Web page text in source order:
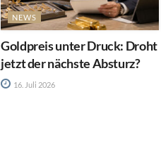
NEWS
Goldpreis unter Druck: Droht
jetzt der nächste Absturz?
16. Juli 2026